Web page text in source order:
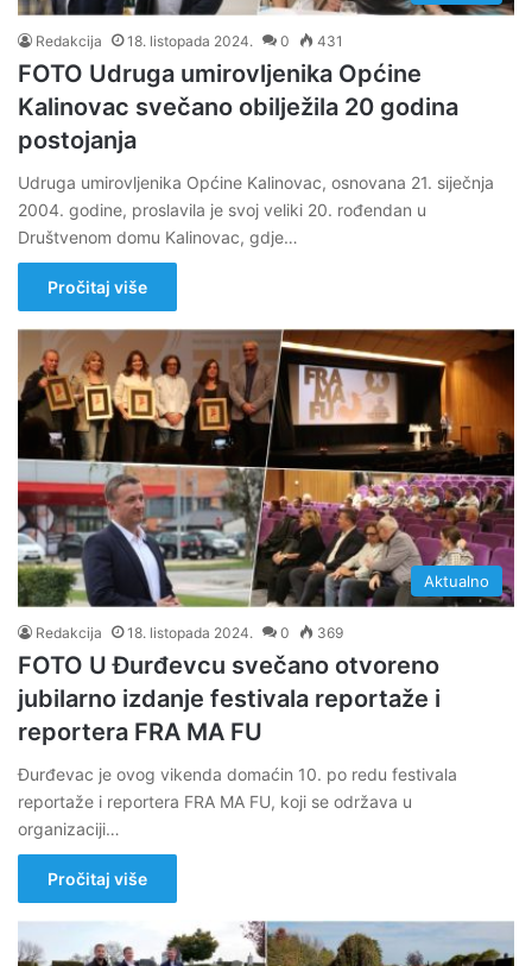
Redakcija 18. listopada 2024. 0 431
FOTO Udruga umirovljenika Općine
Kalinovac svečano obilježila 20 godina
postojanja
Udruga umirovljenika Općine Kalinovac, osnovana 21. siječnja
2004. godine, proslavila je svoj veliki 20. rođendan u
Društvenom domu Kalinovac, gdje…
Pročitaj više
Aktualno
Redakcija 18. listopada 2024. 0 369
FOTO U Đurđevcu svečano otvoreno
jubilarno izdanje festivala reportaže i
reportera FRA MA FU
Đurđevac je ovog vikenda domaćin 10. po redu festivala
reportaže i reportera FRA MA FU, koji se održava u
organizaciji…
Pročitaj više